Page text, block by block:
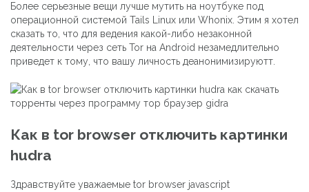
Более серьезные вещи лучше мутить на ноутбуке под
операционной системой Tails Linux или Whonix. Этим я хотел
сказать то, что для ведения какой-либо незаконной
деятельности через сеть Tor на Android незамедлительно
приведет к тому, что вашу личность деанонимизируютт.
Как в tor browser отключить картинки
hudra
Здравствуйте уважаемые tor browser javascript